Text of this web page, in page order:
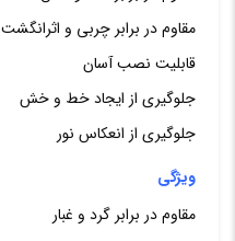
مقاوم در برابر چربی و اثرانگشت
قابلیت نصب آسان
جلوگیری از ایجاد خط و خش
جلوگیری از انعکاس نور
ویژگی
مقاوم در برابر گرد و غبار